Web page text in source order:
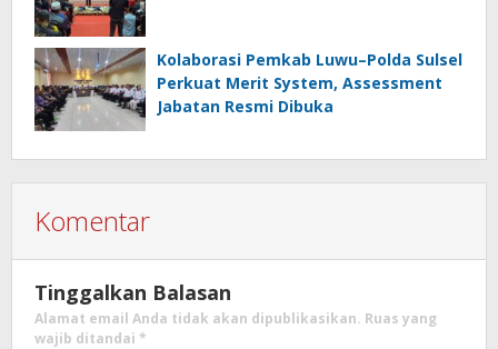
Kolaborasi Pemkab Luwu–Polda Sulsel
Perkuat Merit System, Assessment
Jabatan Resmi Dibuka
Komentar
Tinggalkan Balasan
Alamat email Anda tidak akan dipublikasikan. Ruas yang
wajib ditandai *